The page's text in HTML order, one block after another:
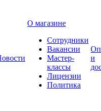
О магазине
Сотрудники
Вакансии
Мастер-
классы
Лицензии
Политика
и